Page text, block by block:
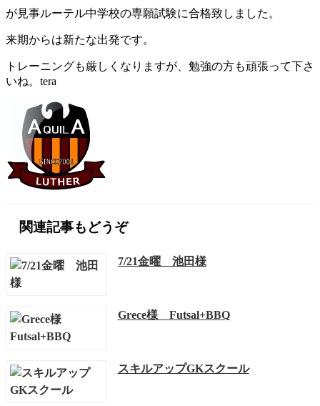
が見事ルーテル中学校の専願試験に合格致しました。
来期からは新たな出発です。
トレーニングも厳しくなりますが、勉強の方も頑張って下さ
いね。tera
関連記事もどうぞ
7/21金曜 池田様
Grece様 Futsal+BBQ
スキルアップGKスクール